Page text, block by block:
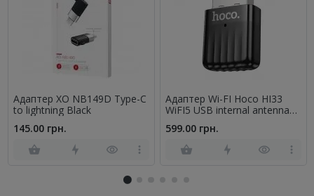
Адаптер XO NB149D Type-C
to lightning Black
145.00 грн.
Адаптер Wi-FI Hoco HI33
WiFI5 USB internal antenna
599.00 грн.